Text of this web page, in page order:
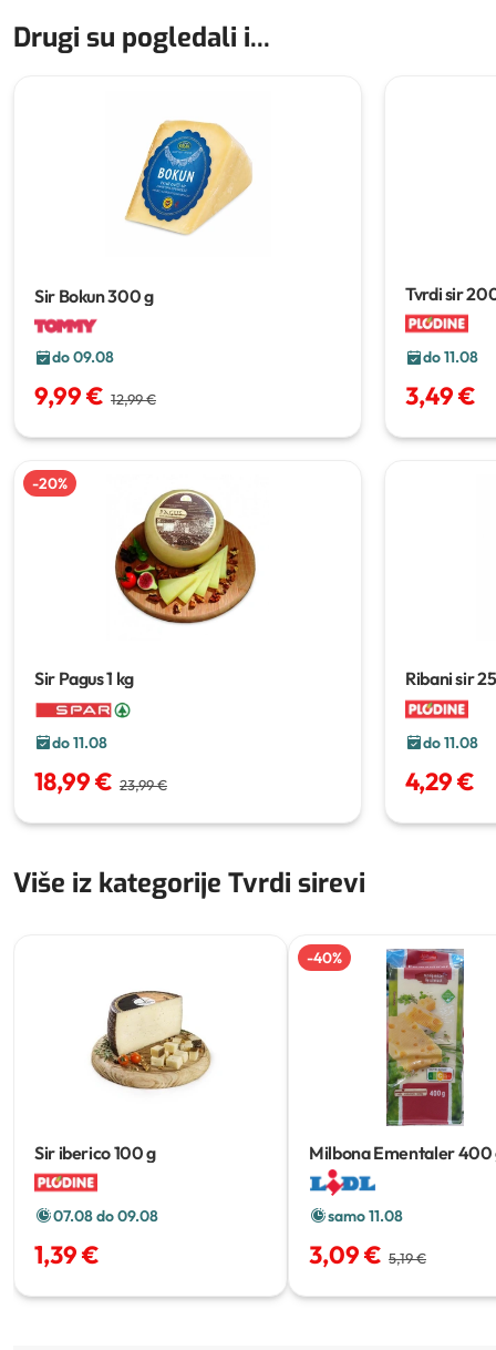
Drugi su pogledali i...
Sir Bokun300 g
do 09.08
9,99 € 12,99 €
Tvrdi sir
do 11.08
3,49 €
-20%
Sir Pagus1 kg
do 11.08
18,99 € 23,99 €
Ribani sir
do 11.08
4,29 €
Više iz kategorije Tvrdi sirevi
Sir iberico100 g
07.08 do 09.08
1,39 €
-40%
Milbona Ementaler400
samo 11.08
3,09 € 5,19 €